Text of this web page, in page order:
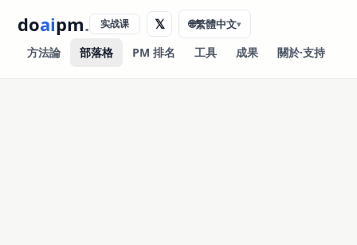
doaipm.
方法論 部落格 PM 排名 工具 成果 關於·支持
实战课 𝕏 🌐繁體中文▾